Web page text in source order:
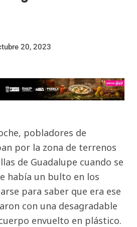
20, 2023
pobladores de
por la zona de terrenos
de Guadalupe cuando se
había un bulto en los
para saber que era ese
con una desagradable
envuelto en plástico.